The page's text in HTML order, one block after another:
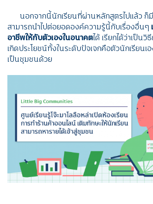
นอกจากนี้นักเรียนที่ผ่านหลักสูตรไปแล้ว
สามารถนำไปต่อยอดองค์ความรู้นี้กับเรื่องอื่นๆ
อาชีพให้กับตัวเองในอนาคตได้ เรียกได้ว่าเป็น
เกิดประโยชน์ทั้งในระดับปัจเจกคือตัวนักเรียนเ
เป็นชุมชนด้วย